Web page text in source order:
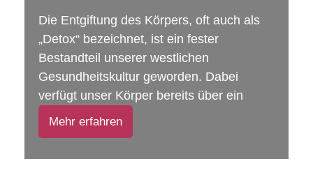
Die Entgiftung des Körpers, oft auch als
„Detox“ bezeichnet, ist ein fester
Bestandteil unserer westlichen
Gesundheitskultur geworden. Dabei
verfügt unser Körper bereits über ein
Mehr erfahren